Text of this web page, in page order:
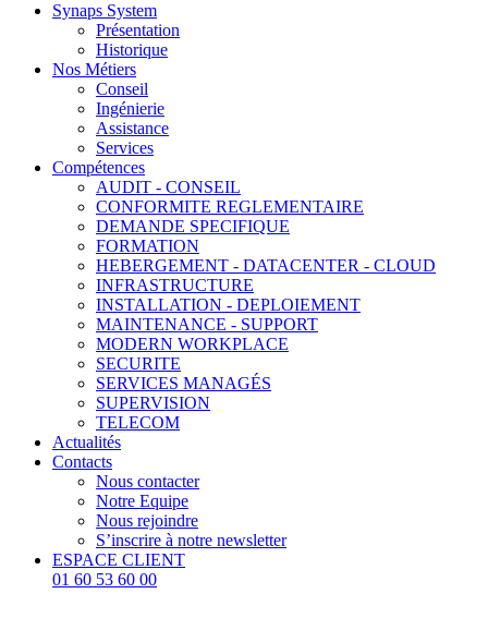
Synaps System
Présentation
Historique
Nos Métiers
Conseil
Ingénierie
Assistance
Services
Compétences
AUDIT - CONSEIL
CONFORMITE REGLEMENTAIRE
DEMANDE SPECIFIQUE
FORMATION
HEBERGEMENT - DATACENTER - CLOUD
INFRASTRUCTURE
INSTALLATION - DEPLOIEMENT
MAINTENANCE - SUPPORT
MODERN WORKPLACE
SECURITE
SERVICES MANAGÉS
SUPERVISION
TELECOM
Actualités
Contacts
Nous contacter
Notre Equipe
Nous rejoindre
S’inscrire à notre newsletter
ESPACE CLIENT
01 60 53 60 00